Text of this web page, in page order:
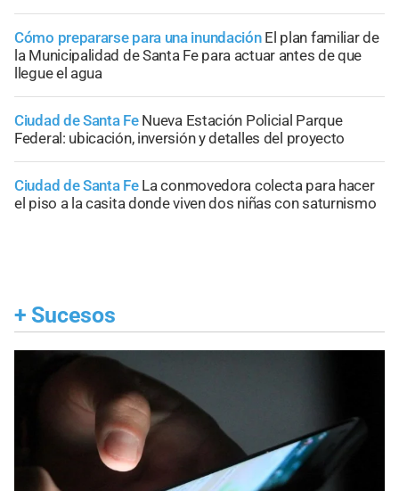
Cómo prepararse para una inundación El plan familiar de
la Municipalidad de Santa Fe para actuar antes de que
llegue el agua
Ciudad de Santa Fe Nueva Estación Policial Parque
Federal: ubicación, inversión y detalles del proyecto
Ciudad de Santa Fe La conmovedora colecta para hacer
el piso a la casita donde viven dos niñas con saturnismo
+ Sucesos